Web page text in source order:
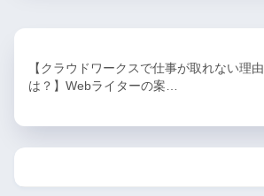
【クラウドワークスで仕事が取れない理由
は？】Webライターの案…